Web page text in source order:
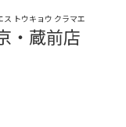
ス トウキョウ クラマエ
・蔵前店